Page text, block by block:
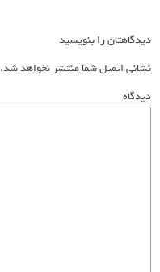
دیدگاهتان را بنویسید
نشانی ایمیل شما منتشر نخواهد شد.
دیدگاه